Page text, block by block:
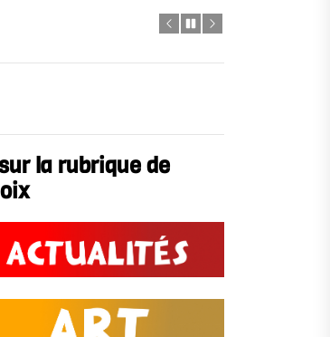
la rubrique de